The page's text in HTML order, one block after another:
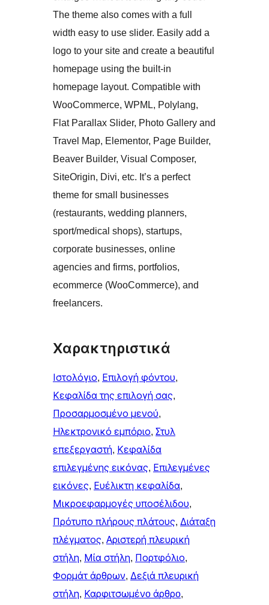
The theme also comes with a full
width easy to use slider. Easily add a
logo to your site and create a beautiful
homepage using the built-in
homepage layout. Compatible with
WooCommerce, WPML, Polylang,
Flat Parallax Slider, Photo Gallery and
Travel Map, Elementor, Page Builder,
Beaver Builder, Visual Composer,
SiteOrigin, Divi, etc. It’s a perfect
theme for small businesses
(restaurants, wedding planners,
sport/medical shops), startups,
corporate businesses, online
agencies and firms, portfolios,
ecommerce (WooCommerce), and
freelancers.
Χαρακτηριστικά
Ιστολόγιο, Επιλογή φόντου
Κεφαλίδα της επιλογή σας
Προσαρμοσμένο μενού
Ηλεκτρονικό εμπόριο, Στυλ
επεξεργαστή, Κεφαλίδα
επιλεγμένης εικόνας, Επιλεγμένες
εικόνες, Ευέλικτη κεφαλίδα
Μικροεφαρμογές υποσέλιδου
Πρότυπο πλήρους πλάτους, Διάταξη
πλέγματος, Αριστερή πλευρική
στήλη, Μία στήλη, Πορτφόλιο
Φορμάτ άρθρων, Δεξιά πλευρική
στήλη, Καρφιτσωμένo άρθρo